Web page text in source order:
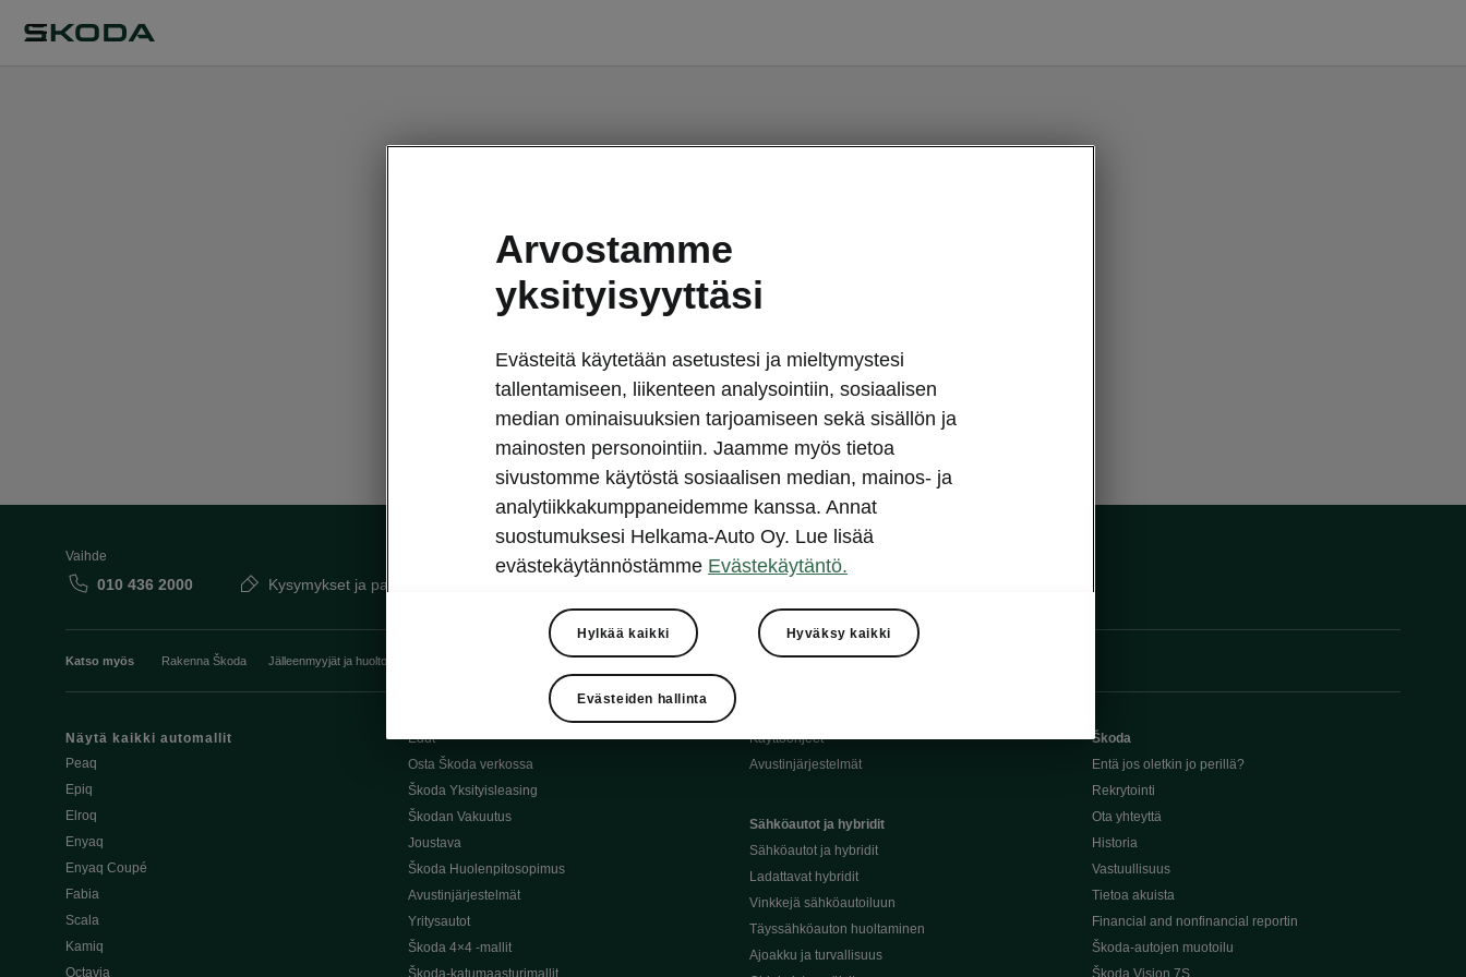
Huomasimme ohjelmassa virheen. Työskentelemme
korjataksemme sen pian. Kokeile myöhemmin
Yritä uudelleen
Vaihde
010 436 2000 Kysymykset ja palaute
Katso myös Rakenna Škoda Jälleenmyyjät ja huolto Käyttöohjeet Škoda Shop
Näytä kaikki automallit
Peaq
Epiq
Elroq
Enyaq
Enyaq Coupé
Fabia
Scala
Kamiq
Octavia
Edut
Osta Škoda verkossa
Škoda Yksityisleasing
Škodan Vakuutus
Joustava
Škoda Huolenpitosopimus
Avustinjärjestelmät
Yritysautot
Škoda 4×4 -mallit
Škoda-katumaasturimallit
Käyttöohjeet
Avustinjärjestelmät
Sähköautot ja hybridit
Sähköautot ja hybridit
Ladattavat hybridit
Vinkkejä sähköautoiluun
Täyssähköauton huoltaminen
Ajoakku ja turvallisuus
Škoda
Entä jos oletkin jo perillä?
Rekrytointi
Ota yhteyttä
Historia
Vastuullisuus
Tietoa akuista
Financial and nonfinancial reportin
Škoda-autojen muotoilu
Škoda Vision 7S
Arvostamme
yksityisyyttäsi
Evästeitä käytetään asetustesi ja mieltymystesi
tallentamiseen, liikenteen analysointiin, sosiaalisen
median ominaisuuksien tarjoamiseen sekä sisällön ja
mainosten personointiin. Jaamme myös tietoa
sivustomme käytöstä sosiaalisen median, mainos- ja
analytiikkakumppaneidemme kanssa. Annat
suostumuksesi Helkama-Auto Oy. Lue lisää
evästekäytännöstämme Evästekäytäntö.
Hylkää kaikki Hyväksy kaikki
Evästeiden hallinta